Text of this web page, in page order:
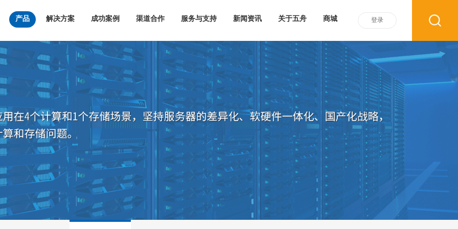
产品 解决方案 成功案例 渠道合作 服务与支持 新闻资讯 关于五舟 商城 登录